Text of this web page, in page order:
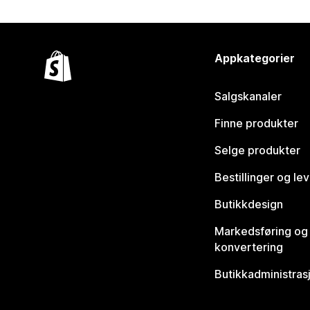
Appkategorier
Salgskanaler
Finne produkter
Selge produkter
Bestillinger og
Butikkdesign
Markedsføring og
konvertering